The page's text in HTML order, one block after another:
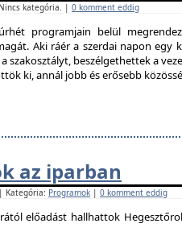
kategória. | 0 komment eddig
programjain belül
Aki ráér a szerdai napon egy
szakosztályt, beszélgethettek a
ki, annál jobb és erősebb
az iparban
Kategória: Programok | 0 komment eddig
előadást hallhattok